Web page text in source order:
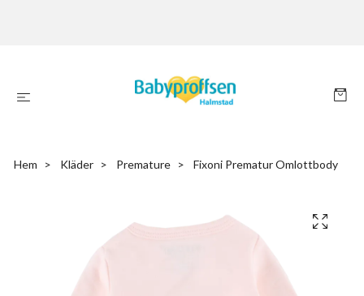
Hem Kläder Premature Fixoni Prematur Omlottbody